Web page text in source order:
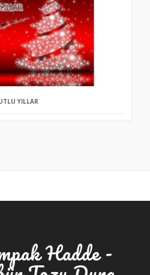
YILLAR
Hadde -